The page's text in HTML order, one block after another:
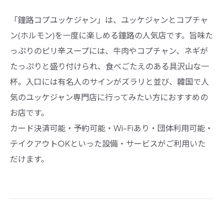
「鐘路コプユッケジャン」は、ユッケジャンとコプチャ
ン(ホルモン)を一度に楽しめる鐘路の人気店です。旨味た
っぷりのピリ辛スープには、牛肉やコプチャン、ネギが
たっぷりと盛り付けられ、食べごたえのある具沢山な一
杯。入口には有名人のサインがズラリと並び、韓国で人
気のユッケジャン専門店に行ってみたい方におすすめの
お店です。
カード決済可能・予約可能・Wi-Fiあり・団体利用可能・
テイクアウトOKといった設備・サービスがご利用いた
だけます。